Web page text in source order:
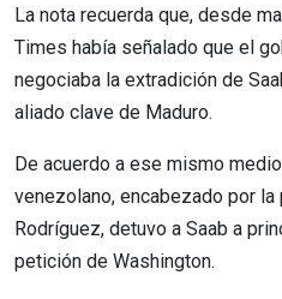
La nota recuerda que, desde
Times había señalado que el
negociaba la extradición de
aliado clave de Maduro.
De acuerdo a ese mismo
venezolano, encabezado por
Rodríguez, detuvo a Saab a
petición de Washington.